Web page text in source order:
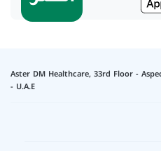
Aster DM Healthcare, 33rd Floor -
- U.A.E